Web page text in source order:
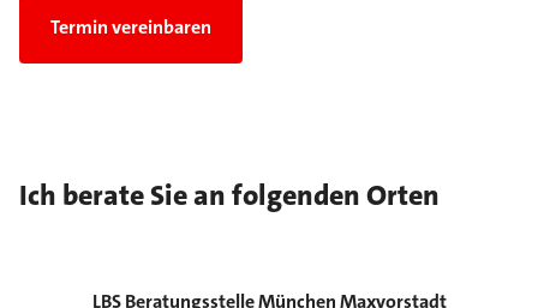
Termin vereinbaren
Ich berate Sie an folgenden Orten
LBS Beratungsstelle München Maxvorstadt